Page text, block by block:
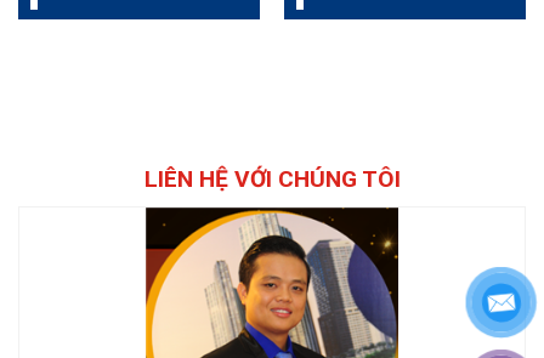
LIÊN HỆ VỚI CHÚNG TÔI